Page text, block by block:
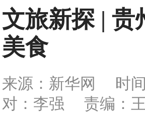
文旅新探 | 贵
美食
来源：新华网
时
对：李强
责编：